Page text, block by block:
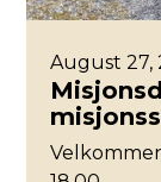
August 27,